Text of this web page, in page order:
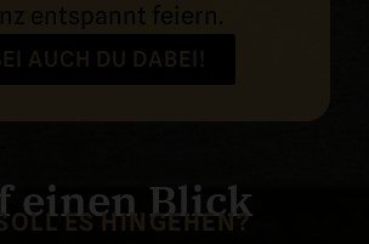
entspannt feiern.
AUCH DU DABEI!
einen Blick
ES HINGEHEN?